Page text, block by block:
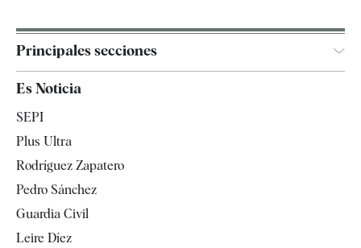
Principales secciones
España
Televisión
Es Noticia
SEPI
Plus Ultra
Rodríguez Zapatero
Pedro Sánchez
Guardia Civil
Leire Díez